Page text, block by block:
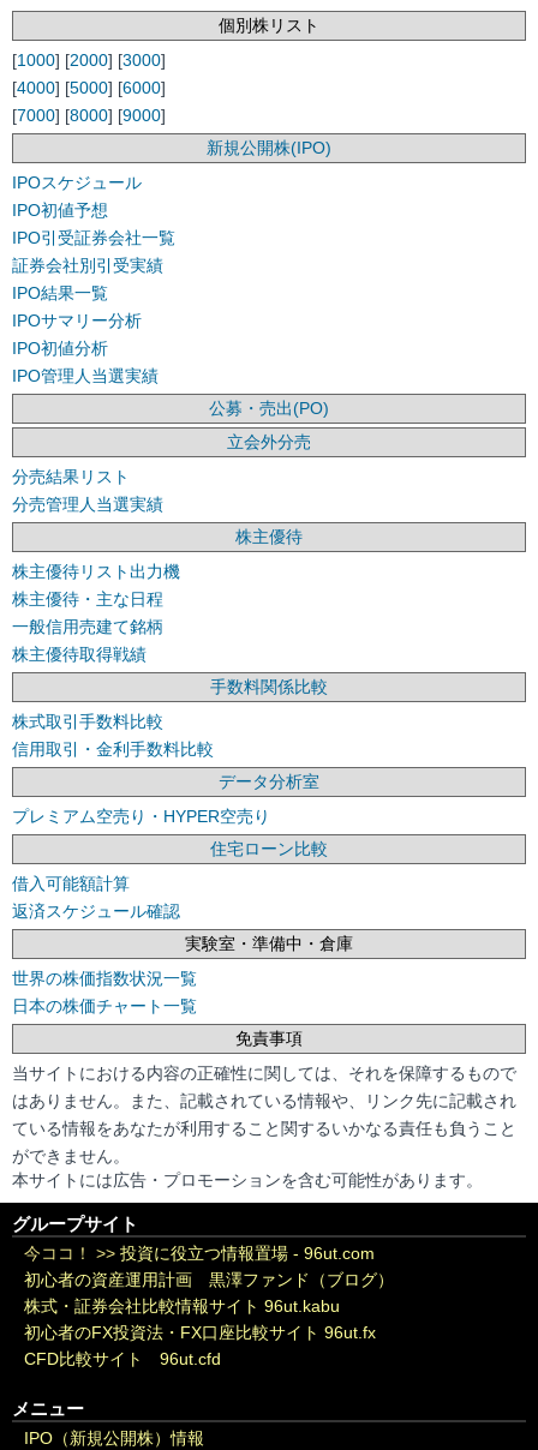
個別株リスト
[1000] [2000] [3000]
[4000] [5000] [6000]
[7000] [8000] [9000]
新規公開株(IPO)
IPOスケジュール
IPO初値予想
IPO引受証券会社一覧
証券会社別引受実績
IPO結果一覧
IPOサマリー分析
IPO初値分析
IPO管理人当選実績
公募・売出(PO)
立会外分売
分売結果リスト
分売管理人当選実績
株主優待
株主優待リスト出力機
株主優待・主な日程
一般信用売建て銘柄
株主優待取得戦績
手数料関係比較
株式取引手数料比較
信用取引・金利手数料比較
データ分析室
プレミアム空売り・HYPER空売り
住宅ローン比較
借入可能額計算
返済スケジュール確認
実験室・準備中・倉庫
世界の株価指数状況一覧
日本の株価チャート一覧
免責事項
当サイトにおける内容の正確性に関しては、それを保障するもので
はありません。また、記載されている情報や、リンク先に記載され
ている情報をあなたが利用すること関するいかなる責任も負うこと
ができません。
本サイトには広告・プロモーションを含む可能性があります。
グループサイト
今ココ！ >> 投資に役立つ情報置場 - 96ut.com
初心者の資産運用計画 黒澤ファンド（ブログ）
株式・証券会社比較情報サイト 96ut.kabu
初心者のFX投資法・FX口座比較サイト 96ut.fx
CFD比較サイト 96ut.cfd
メニュー
IPO（新規公開株）情報